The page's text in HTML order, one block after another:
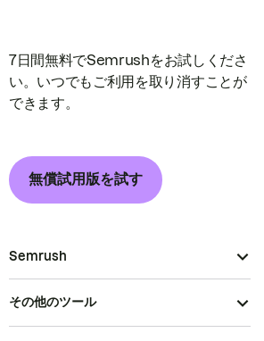
7日間無料でSemrushをお試しくださ
い。いつでもご利用を取り消すことが
できます。
無償試用版を試す
Semrush
その他のツール